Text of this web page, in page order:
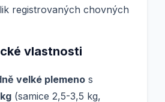
registrovaných chovných
vlastnosti
velké plemeno s
(samice 2,5-3,5 kg,